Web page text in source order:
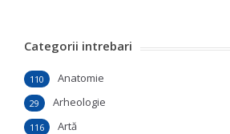
Categorii intrebari
Anatomie
110
Arheologie
29
Artă
116